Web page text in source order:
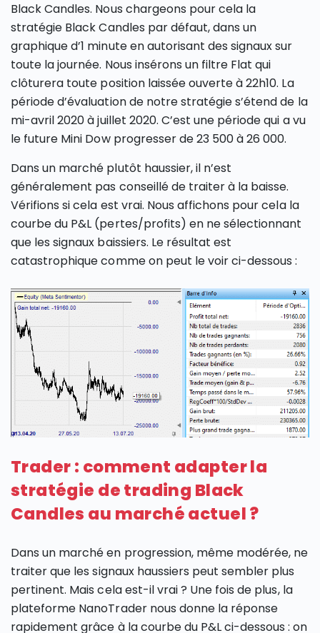
Black Candles. Nous chargeons pour cela la
stratégie Black Candles par défaut, dans un
graphique d’1 minute en autorisant des signaux sur
toute la journée. Nous insérons un filtre Flat qui
clôturera toute position laissée ouverte à 22h10. La
période d’évaluation de notre stratégie s’étend de la
mi-avril 2020 à juillet 2020. C’est une période qui a vu
le future Mini Dow progresser de 23 500 à 26 000.
Dans un marché plutôt haussier, il n’est
généralement pas conseillé de traiter à la baisse.
Vérifions si cela est vrai. Nous affichons pour cela la
courbe du P&L (pertes/profits) en ne sélectionnant
que les signaux baissiers. Le résultat est
catastrophique comme on peut le voir ci-dessous :
Trader : comment adapter la
stratégie de trading Black
Candles au marché actuel ?
Dans un marché en progression, même modérée, ne
traiter que les signaux haussiers peut sembler plus
pertinent. Mais cela est-il vrai ? Une fois de plus, la
plateforme NanoTrader nous donne la réponse
rapidement grâce à la courbe du P&L ci-dessous : on